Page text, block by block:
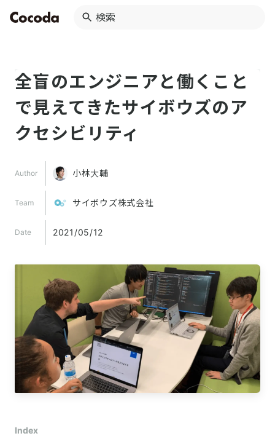
全盲のエンジニアと働くこと
で見えてきたサイボウズのア
クセシビリティ
Author 小林大輔
Team サイボウズ株式会社
Date 2021/05/12
Index